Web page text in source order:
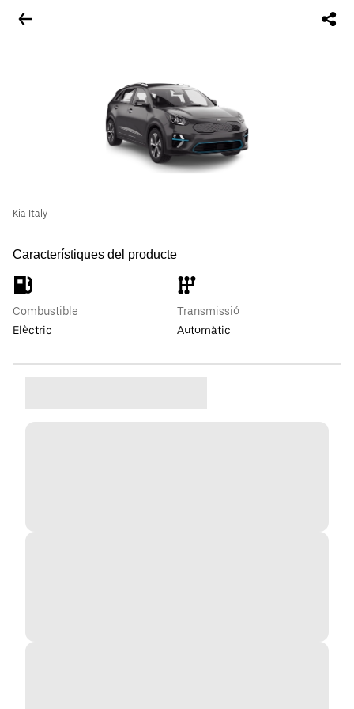
Kia Italy
Característiques del producte
Combustible
Elèctric
Transmissió
Automàtic